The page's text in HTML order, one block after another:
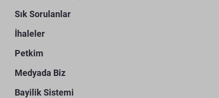
Sık Sorulanlar
İhaleler
Petkim
Medyada Biz
Bayilik Sistemi